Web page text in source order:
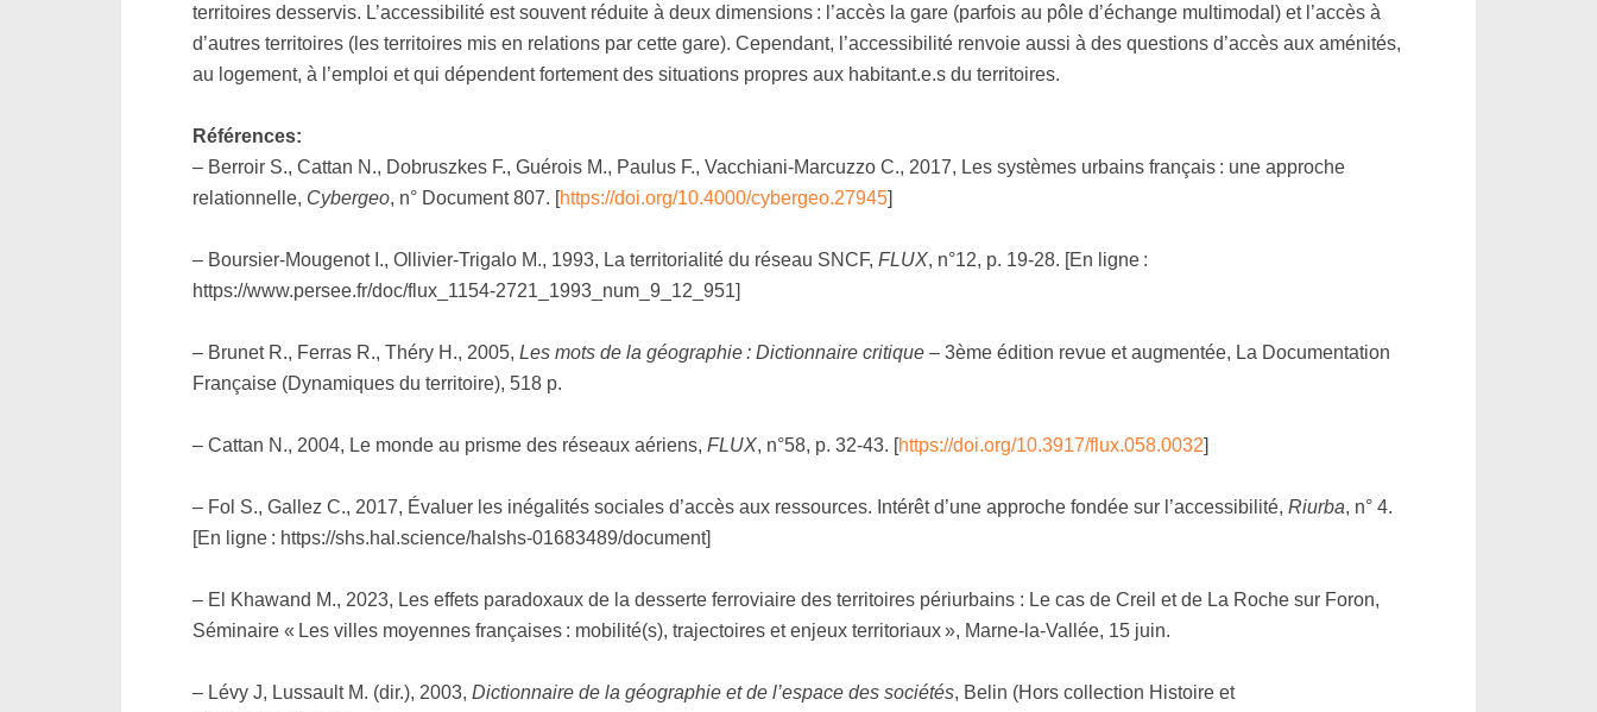
territoires desservis. L’accessibilité est souvent réduite à deux dimensions : l’accès la gare (parfois au pôle d’échange multimodal) et l’accès à
d’autres territoires (les territoires mis en relations par cette gare). Cependant, l’accessibilité renvoie aussi à des questions d’accès aux aménités,
au logement, à l’emploi et qui dépendent fortement des situations propres aux habitant.e.s du territoires.
Références:
– Berroir S., Cattan N., Dobruszkes F., Guérois M., Paulus F., Vacchiani-Marcuzzo C., 2017, Les systèmes urbains français : une approche
relationnelle, Cybergeo, n° Document 807. [https://doi.org/10.4000/cybergeo.27945]
– Boursier-Mougenot I., Ollivier-Trigalo M., 1993, La territorialité du réseau SNCF, FLUX, n°12, p. 19‑28. [En ligne :
https://www.persee.fr/doc/flux_1154-2721_1993_num_9_12_951]
– Brunet R., Ferras R., Théry H., 2005, Les mots de la géographie : Dictionnaire critique – 3ème édition revue et augmentée, La Documentation
Française (Dynamiques du territoire), 518 p.
– Cattan N., 2004, Le monde au prisme des réseaux aériens, FLUX, n°58, p. 32‑43. [https://doi.org/10.3917/flux.058.0032]
– Fol S., Gallez C., 2017, Évaluer les inégalités sociales d’accès aux ressources. Intérêt d’une approche fondée sur l’accessibilité, Riurba, n° 4.
[En ligne : https://shs.hal.science/halshs-01683489/document]
– El Khawand M., 2023, Les effets paradoxaux de la desserte ferroviaire des territoires périurbains : Le cas de Creil et de La Roche sur Foron,
Séminaire « Les villes moyennes françaises : mobilité(s), trajectoires et enjeux territoriaux », Marne-la-Vallée, 15 juin.
– Lévy J, Lussault M. (dir.), 2003, Dictionnaire de la géographie et de l’espace des sociétés, Belin (Hors collection Histoire et